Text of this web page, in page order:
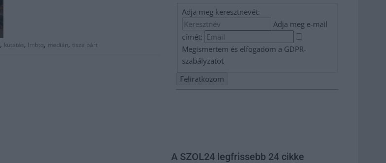
, kutatás, lmbtq, medián, tisza párt
Adja meg keresztnevét:
Adja meg e-mail
címét:
Megismertem és elfogadom a GDPR-
szabályzatot
A SZOL24 legfrissebb 24 cikke